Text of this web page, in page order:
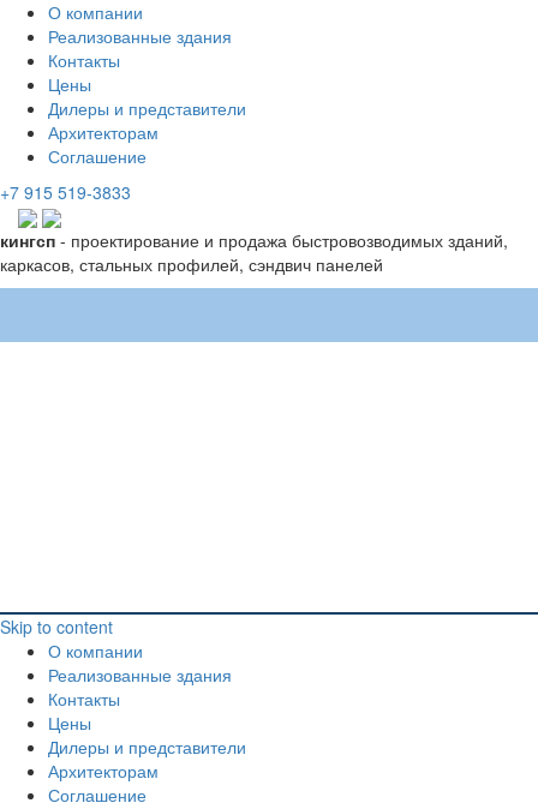
О компании
Реализованные здания
Контакты
Цены
Дилеры и представители
Архитекторам
Соглашение
+7 915 519-3833
кингсп - проектирование и продажа быстровозводимых зданий,
каркасов, стальных профилей, сэндвич панелей
Skip to content
О компании
Реализованные здания
Контакты
Цены
Дилеры и представители
Архитекторам
Соглашение